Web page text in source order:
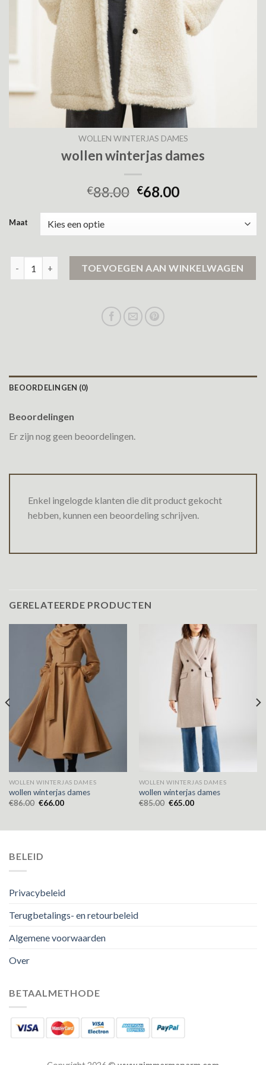
WOLLEN WINTERJAS DAMES
wollen winterjas dames
€88.00 €68.00
Maat
TOEVOEGEN AAN WINKELWAGEN
BEOORDELINGEN (0)
Beoordelingen
Er zijn nog geen beoordelingen.
Enkel ingelogde klanten die dit product gekocht
hebben, kunnen een beoordeling schrijven.
GERELATEERDE PRODUCTEN
WOLLEN WINTERJAS DAMES
wollen winterjas dames
€86.00 €66.00
WOLLEN WINTERJAS DAMES
wollen winterjas dames
€85.00 €65.00
BELEID
Privacybeleid
Terugbetalings- en retourbeleid
Algemene voorwaarden
Over
BETAALMETHODE